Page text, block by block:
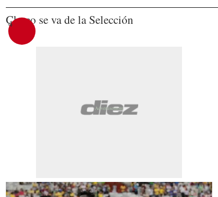
4
Choco se va de la Selección